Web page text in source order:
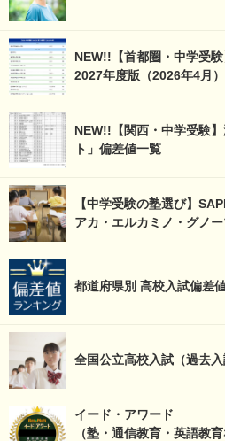
NEW!!【首都圏・中学受
2027年度版（2026年4月）
NEW!!【関西・中学受験
ト」偏差値一覧
【中学受験の塾選び】
アカ・エルカミノ・グノ
都道府県別 高校入試偏差
全国公立高校入試（過去入
イード・アワード
（塾・通信教育・英語教